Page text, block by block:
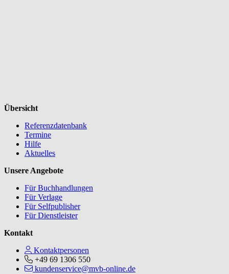
Übersicht
Referenzdatenbank
Termine
Hilfe
Aktuelles
Unsere Angebote
Für Buchhandlungen
Für Verlage
Für Selfpublisher
Für Dienstleister
Kontakt
Kontaktpersonen
+49 69 1306 550
kundenservice@mvb-online.de